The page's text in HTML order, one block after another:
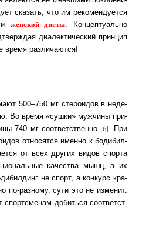
сказать, что им ре­ко­мен­ду­ет­ся
женской дие­ты. Кон­цеп­ту­аль­но
диа­лек­ти­чес­кий прин­цип
время раз­ли­ча­ют­ся!
500–750 мг стероидов в не­де­
Во время «сушки» мужчины при­
740 мг со­от­вет­ст­вен­но [6]. При
относятся именно к бо­ди­бил­
от всех других видов спор­та
качества мышц, а их
не спорт, а конкурс кра­
разному, сути это не из­ме­нит.
спортсменам добиться со­от­вет­ст­